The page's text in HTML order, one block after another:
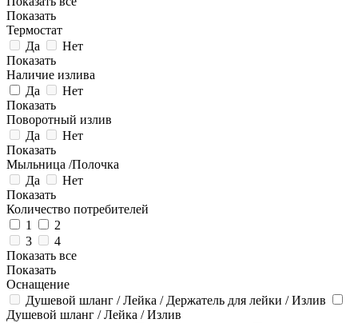
Показать
Термостат
Да
Нет
Показать
Наличие излива
Да
Нет
Показать
Поворотный излив
Да
Нет
Показать
Мыльница /Полочка
Да
Нет
Показать
Количество потребителей
1
2
3
4
Показать все
Показать
Оснащение
Душевой шланг / Лейка / Держатель для лейки / Излив
Душевой шланг / Лейка / Излив